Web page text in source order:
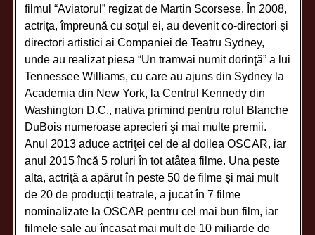
filmul “Aviatorul” regizat de Martin Scorsese. În 2008,
actriţa, împreună cu soţul ei, au devenit co-directori şi
directori artistici ai Companiei de Teatru Sydney,
unde au realizat piesa “Un tramvai numit dorinţă” a lui
Tennessee Williams, cu care au ajuns din Sydney la
Academia din New York, la Centrul Kennedy din
Washington D.C., nativa primind pentru rolul Blanche
DuBois numeroase aprecieri şi mai multe premii.
Anul 2013 aduce actriţei cel de al doilea OSCAR, iar
anul 2015 încă 5 roluri în tot atâtea filme. Una peste
alta, actriţă a apărut în peste 50 de filme şi mai mult
de 20 de producţii teatrale, a jucat în 7 filme
nominalizate la OSCAR pentru cel mai bun film, iar
filmele sale au încasat mai mult de 10 miliarde de